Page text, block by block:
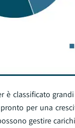
classificato
per una
gestire